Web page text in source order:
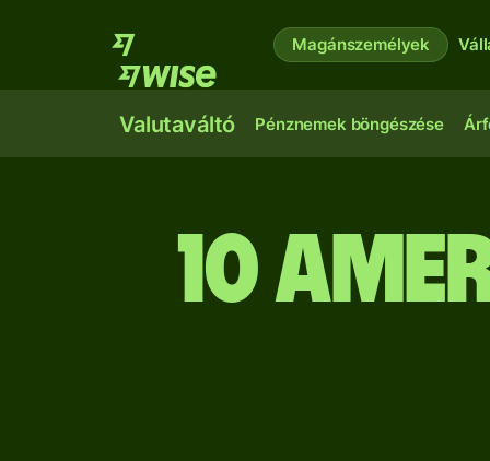
Magánszemélyek
Valutaváltó Pénznemek böngészése
10